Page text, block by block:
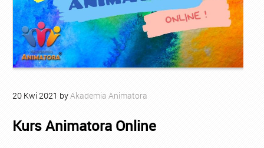
20 Kwi 2021 byAkademia Animatora
Kurs Animatora Online